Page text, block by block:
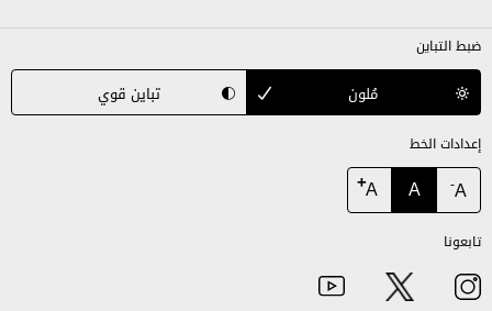
ضبط التباين
مُلون تباين قوي
إعدادات الخط
A
-
A
A
+
تابعونا